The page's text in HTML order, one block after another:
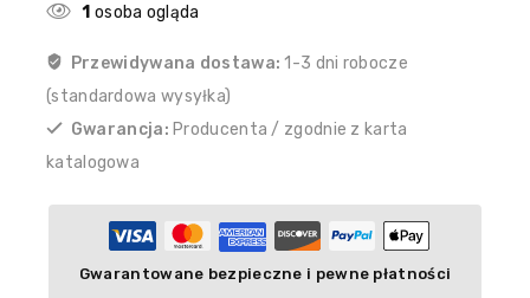
1 osoba ogląda
Przewidywana dostawa: 1-3 dni robocze
(standardowa wysyłka)
Gwarancja: Producenta / zgodnie z karta
katalogowa
Gwarantowane bezpieczne i pewne płatności